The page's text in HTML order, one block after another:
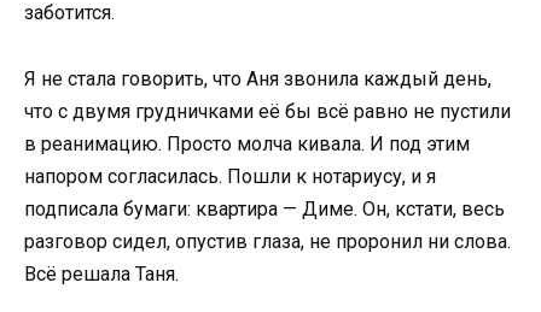
заботится.
Я не стала говорить, что Аня звонила каждый день,
что с двумя грудничками её бы всё равно не пустили
в реанимацию. Просто молча кивала. И под этим
напором согласилась. Пошли к нотариусу, и я
подписала бумаги: квартира — Диме. Он, кстати, весь
разговор сидел, опустив глаза, не проронил ни слова.
Всё решала Таня.